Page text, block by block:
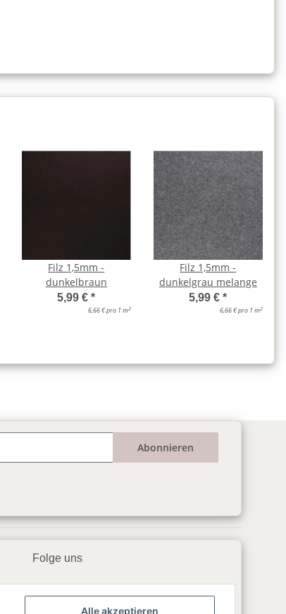
Filz 1,5mm -
dunkelbraun
5,99 €*
6,66 € pro 1 m2
Filz 1,5mm -
dunkelgrau melange
5,99 €*
6,66 € pro 1 m2
Abonnieren
Folge uns
▶️ YouTube
Alle akzeptieren